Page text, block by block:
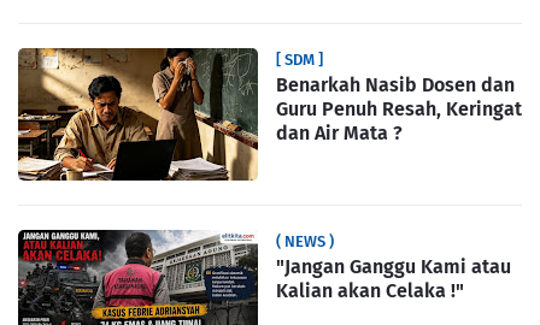
[ SDM ]
Benarkah Nasib Dosen dan
Guru Penuh Resah, Keringat
dan Air Mata ?
( NEWS )
"Jangan Ganggu Kami atau
Kalian akan Celaka !"